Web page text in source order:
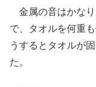
金属の音はかなり
で、タオルを何重
うするとタオルが
た。